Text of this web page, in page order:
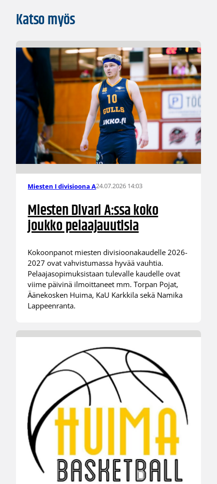
Katso myös
Miesten I divisioona A24.07.2026 14:03
Miesten Divari A:ssa koko
joukko pelaajauutisia
Kokoonpanot miesten divisioonakaudelle 2026-
2027 ovat vahvistumassa hyvää vauhtia.
Pelaajasopimuksistaan tulevalle kaudelle ovat
viime päivinä ilmoittaneet mm. Torpan Pojat,
Äänekosken Huima, KaU Karkkila sekä Namika
Lappeenranta.